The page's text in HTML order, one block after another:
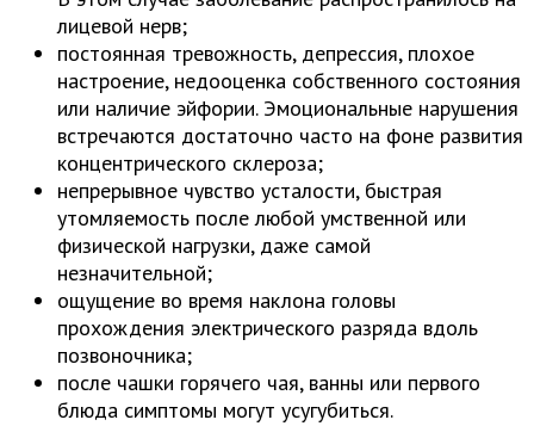
лицевой нерв;
постоянная тревожность, депрессия, плохое
настроение, недооценка собственного состояния
или наличие эйфории. Эмоциональные нарушения
встречаются достаточно часто на фоне развития
концентрического склероза;
непрерывное чувство усталости, быстрая
утомляемость после любой умственной или
физической нагрузки, даже самой
незначительной;
ощущение во время наклона головы
прохождения электрического разряда вдоль
позвоночника;
после чашки горячего чая, ванны или первого
блюда симптомы могут усугубиться.